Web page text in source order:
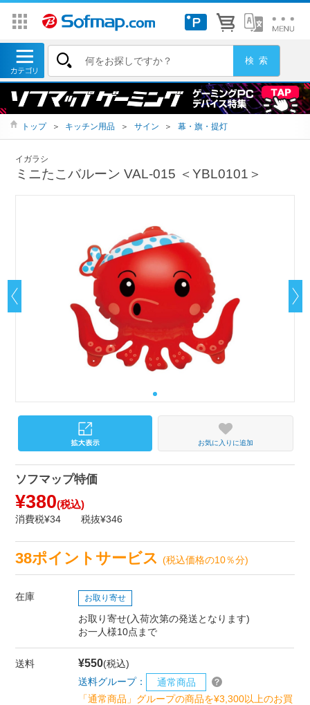
トップ ＞ キッチン用品 ＞ サイン ＞ 幕・旗・提灯
イガラシ
ミニたこバルーン VAL-015 ＜YBL0101＞
お気に入りに追加
ソフマップ特価
¥380(税込)
消費税¥34 税抜¥346
38ポイントサービス(税込価格の10％分)
在庫 お取り寄せ
お取り寄せ(入荷次第の発送となります)
お一人様10点まで
送料 ¥550(税込)
送料グループ：
通常商品
「通常商品」グループの商品を¥3,300以上のお買